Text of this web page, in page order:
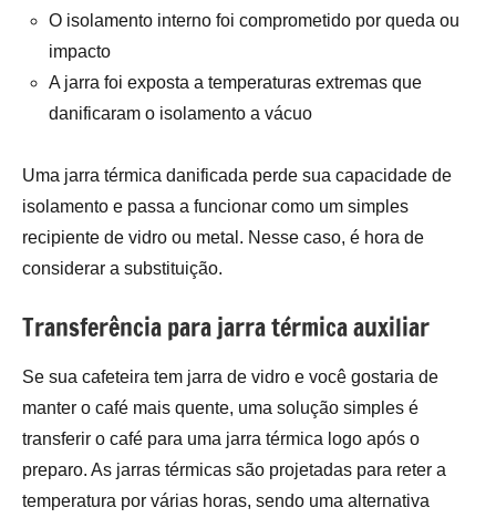
O isolamento interno foi comprometido por queda ou
impacto
A jarra foi exposta a temperaturas extremas que
danificaram o isolamento a vácuo
Uma jarra térmica danificada perde sua capacidade de
isolamento e passa a funcionar como um simples
recipiente de vidro ou metal. Nesse caso, é hora de
considerar a substituição.
Transferência para jarra térmica auxiliar
Se sua cafeteira tem jarra de vidro e você gostaria de
manter o café mais quente, uma solução simples é
transferir o café para uma jarra térmica logo após o
preparo. As jarras térmicas são projetadas para reter a
temperatura por várias horas, sendo uma alternativa